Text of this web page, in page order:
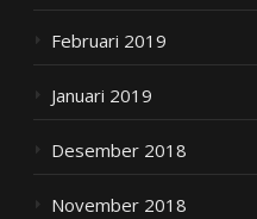
Februari 2019
Januari 2019
Desember 2018
November 2018